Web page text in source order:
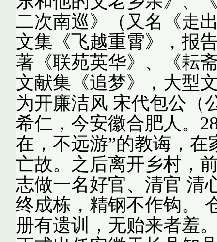
二次南巡》（又名《走
文集《飞越重霄》，报
著《联苑英华》、《耘
文献集《追梦》，大型
为开廉洁风 宋代包公（
希仁，今安徽合肥人。
在，不远游”的教诲，在
亡故。之后离开乡村，
志做一名好官、清官 清
终成栋，精钢不作钩。
册有遗训，无贻来者羞